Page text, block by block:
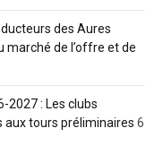
des Aures
marché de l’offre et de
2027 : Les clubs
aux tours préliminaires 6